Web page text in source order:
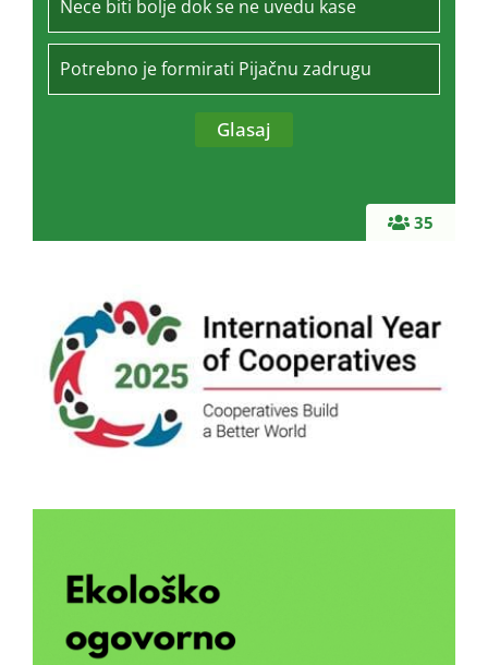
35
Nece biti bolje dok se ne uvedu kase
Potrebno je formirati Pijačnu zadrugu